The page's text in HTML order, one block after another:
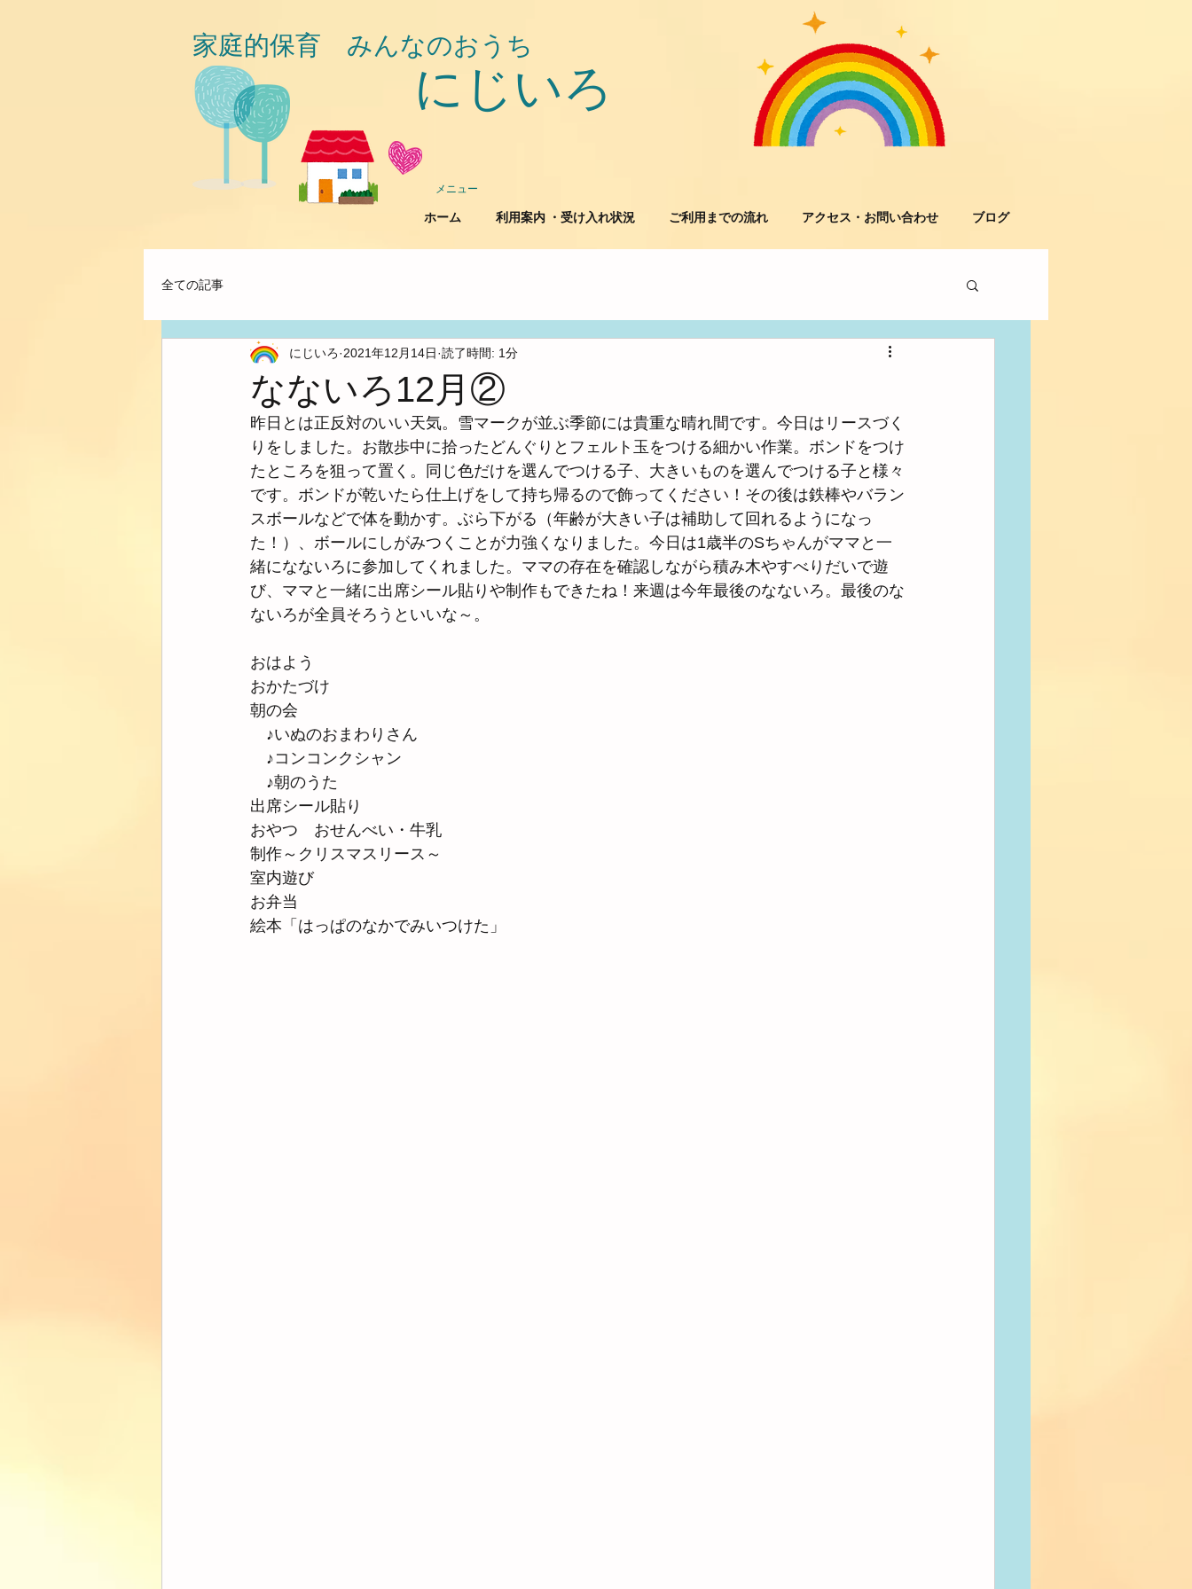
家庭的保育 みんなのおうち
​ にじいろ
ホーム 利用案内 ・受け入れ状況 ご利用までの流れ アクセス・お問い合わせ ブログ
メニュー
全ての記事
なないろ12月②
にじいろ 2021年12月14日 読了時間: 1分
昨日とは正反対のいい天気。雪マークが並ぶ季節には貴重な晴れ間です。今日はリースづく
りをしました。お散歩中に拾ったどんぐりとフェルト玉をつける細かい作業。ボンドをつけ
たところを狙って置く。同じ色だけを選んでつける子、大きいものを選んでつける子と様々
です。ボンドが乾いたら仕上げをして持ち帰るので飾ってください！その後は鉄棒やバラン
スボールなどで体を動かす。ぶら下がる（年齢が大きい子は補助して回れるようになっ
た！）、ボールにしがみつくことが力強くなりました。今日は1歳半のSちゃんがママと一
緒になないろに参加してくれました。ママの存在を確認しながら積み木やすべりだいで遊
び、ママと一緒に出席シール貼りや制作もできたね！来週は今年最後のなないろ。最後のな
ないろが全員そろうといいな～。
おはよう
おかたづけ
朝の会
♪いぬのおまわりさん
♪コンコンクシャン
♪朝のうた
出席シール貼り
おやつ　おせんべい・牛乳
制作～クリスマスリース～
室内遊び
お弁当
絵本「はっぱのなかでみいつけた」